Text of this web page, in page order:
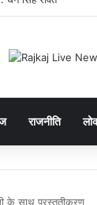
राजनीति
के साथ प्रस्तुतीकरण